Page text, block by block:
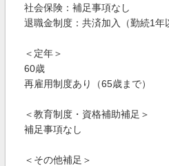
社会保険：補足事項なし
退職金制度：共済加入（勤続1年
＜定年＞
60歳
再雇用制度あり（65歳まで）
＜教育制度・資格補助補足＞
補足事項なし
＜その他補足＞